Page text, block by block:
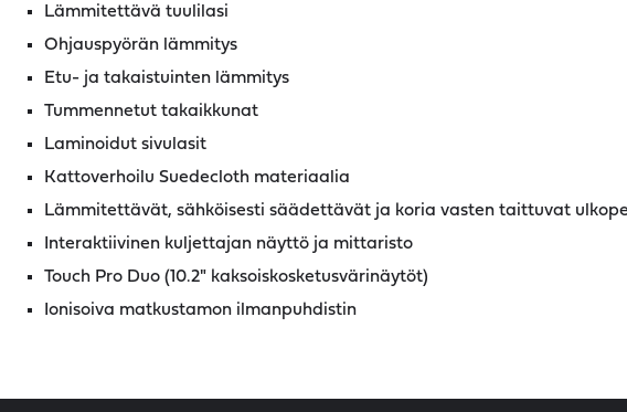
Lämmitettävä tuulilasi
Ohjauspyörän lämmitys
Etu- ja takaistuinten lämmitys
Tummennetut takaikkunat
Laminoidut sivulasit
Kattoverhoilu Suedecloth materiaalia
Lämmitettävät, sähköisesti säädettävät ja koria vasten taittuvat
Interaktiivinen kuljettajan näyttö ja mittaristo
Touch Pro Duo (10.2" kaksoiskosketusvärinäytöt)
Ionisoiva matkustamon ilmanpuhdistin